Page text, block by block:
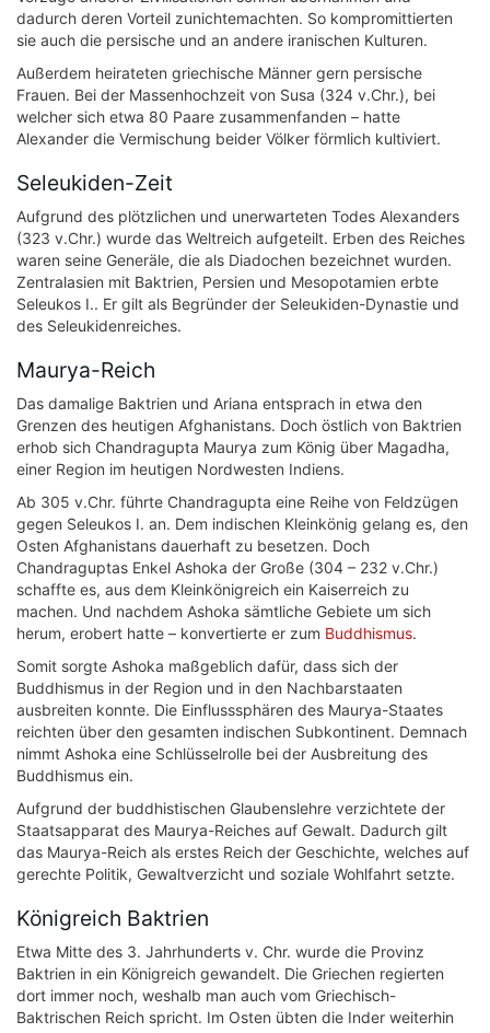
dadurch deren Vorteil zunichtemachten. So kompromittierten
sie auch die persische und an andere iranischen Kulturen.
Außerdem heirateten griechische Männer gern persische
Frauen. Bei der Massenhochzeit von Susa (324 v.Chr.), bei
welcher sich etwa 80 Paare zusammenfanden – hatte
Alexander die Vermischung beider Völker förmlich kultiviert.
Seleukiden-Zeit
Aufgrund des plötzlichen und unerwarteten Todes Alexanders
(323 v.Chr.) wurde das Weltreich aufgeteilt. Erben des Reiches
waren seine Generäle, die als Diadochen bezeichnet wurden.
Zentralasien mit Baktrien, Persien und Mesopotamien erbte
Seleukos I.. Er gilt als Begründer der Seleukiden-Dynastie und
des Seleukidenreiches.
Maurya-Reich
Das damalige Baktrien und Ariana entsprach in etwa den
Grenzen des heutigen Afghanistans. Doch östlich von Baktrien
erhob sich Chandragupta Maurya zum König über Magadha,
einer Region im heutigen Nordwesten Indiens.
Ab 305 v.Chr. führte Chandragupta eine Reihe von Feldzügen
gegen Seleukos I. an. Dem indischen Kleinkönig gelang es, den
Osten Afghanistans dauerhaft zu besetzen. Doch
Chandraguptas Enkel Ashoka der Große (304 – 232 v.Chr.)
schaffte es, aus dem Kleinkönigreich ein Kaiserreich zu
machen. Und nachdem Ashoka sämtliche Gebiete um sich
herum, erobert hatte – konvertierte er zum Buddhismus.
Somit sorgte Ashoka maßgeblich dafür, dass sich der
Buddhismus in der Region und in den Nachbarstaaten
ausbreiten konnte. Die Einflusssphären des Maurya-Staates
reichten über den gesamten indischen Subkontinent. Demnach
nimmt Ashoka eine Schlüsselrolle bei der Ausbreitung des
Buddhismus ein.
Aufgrund der buddhistischen Glaubenslehre verzichtete der
Staatsapparat des Maurya-Reiches auf Gewalt. Dadurch gilt
das Maurya-Reich als erstes Reich der Geschichte, welches auf
gerechte Politik, Gewaltverzicht und soziale Wohlfahrt setzte.
Königreich Baktrien
Etwa Mitte des 3. Jahrhunderts v. Chr. wurde die Provinz
Baktrien in ein Königreich gewandelt. Die Griechen regierten
dort immer noch, weshalb man auch vom Griechisch-
Baktrischen Reich spricht. Im Osten übten die Inder weiterhin